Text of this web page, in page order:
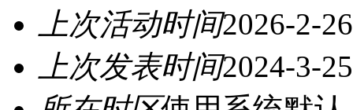
上次活动时间2026-2-
上次发表时间2024-3-